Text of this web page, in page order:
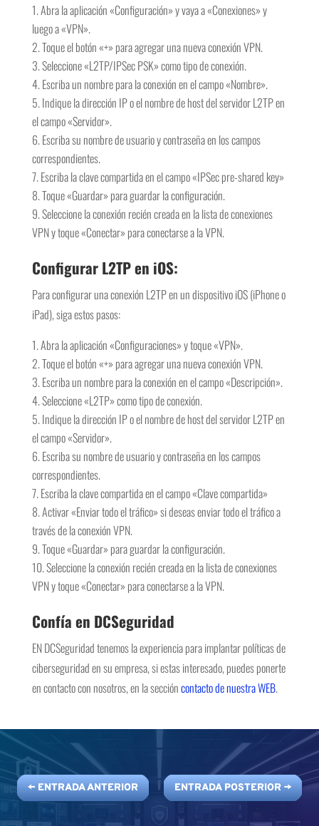
Abra la aplicación «Configuración» y vaya a «Conexiones» y
luego a «VPN».
Toque el botón «+» para agregar una nueva conexión VPN.
Seleccione «L2TP/IPSec PSK» como tipo de conexión.
Escriba un nombre para la conexión en el campo «Nombre».
Indique la dirección IP o el nombre de host del servidor L2TP en
el campo «Servidor».
Escriba su nombre de usuario y contraseña en los campos
correspondientes.
Escriba la clave compartida en el campo «IPSec pre-shared key»
Toque «Guardar» para guardar la configuración.
Seleccione la conexión recién creada en la lista de conexiones
VPN y toque «Conectar» para conectarse a la VPN.
Configurar L2TP en iOS:
Para configurar una conexión L2TP en un dispositivo iOS (iPhone o
iPad), siga estos pasos:
Abra la aplicación «Configuraciones» y toque «VPN».
Toque el botón «+» para agregar una nueva conexión VPN.
Escriba un nombre para la conexión en el campo «Descripción».
Seleccione «L2TP» como tipo de conexión.
Indique la dirección IP o el nombre de host del servidor L2TP en
el campo «Servidor».
Escriba su nombre de usuario y contraseña en los campos
correspondientes.
Escriba la clave compartida en el campo «Clave compartida»
Activar «Enviar todo el tráfico» si deseas enviar todo el tráfico a
través de la conexión VPN.
Toque «Guardar» para guardar la configuración.
Seleccione la conexión recién creada en la lista de conexiones
VPN y toque «Conectar» para conectarse a la VPN.
Confía en DCSeguridad
EN DCSeguridad tenemos la experiencia para implantar políticas de
ciberseguridad en su empresa, si estas interesado, puedes ponerte
en contacto con nosotros, en la seccióncontacto de nuestra WEB.
← ENTRADA ANTERIOR ENTRADA POSTERIOR→